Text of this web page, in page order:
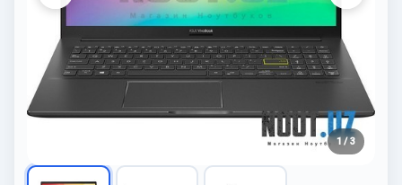
1 / 3